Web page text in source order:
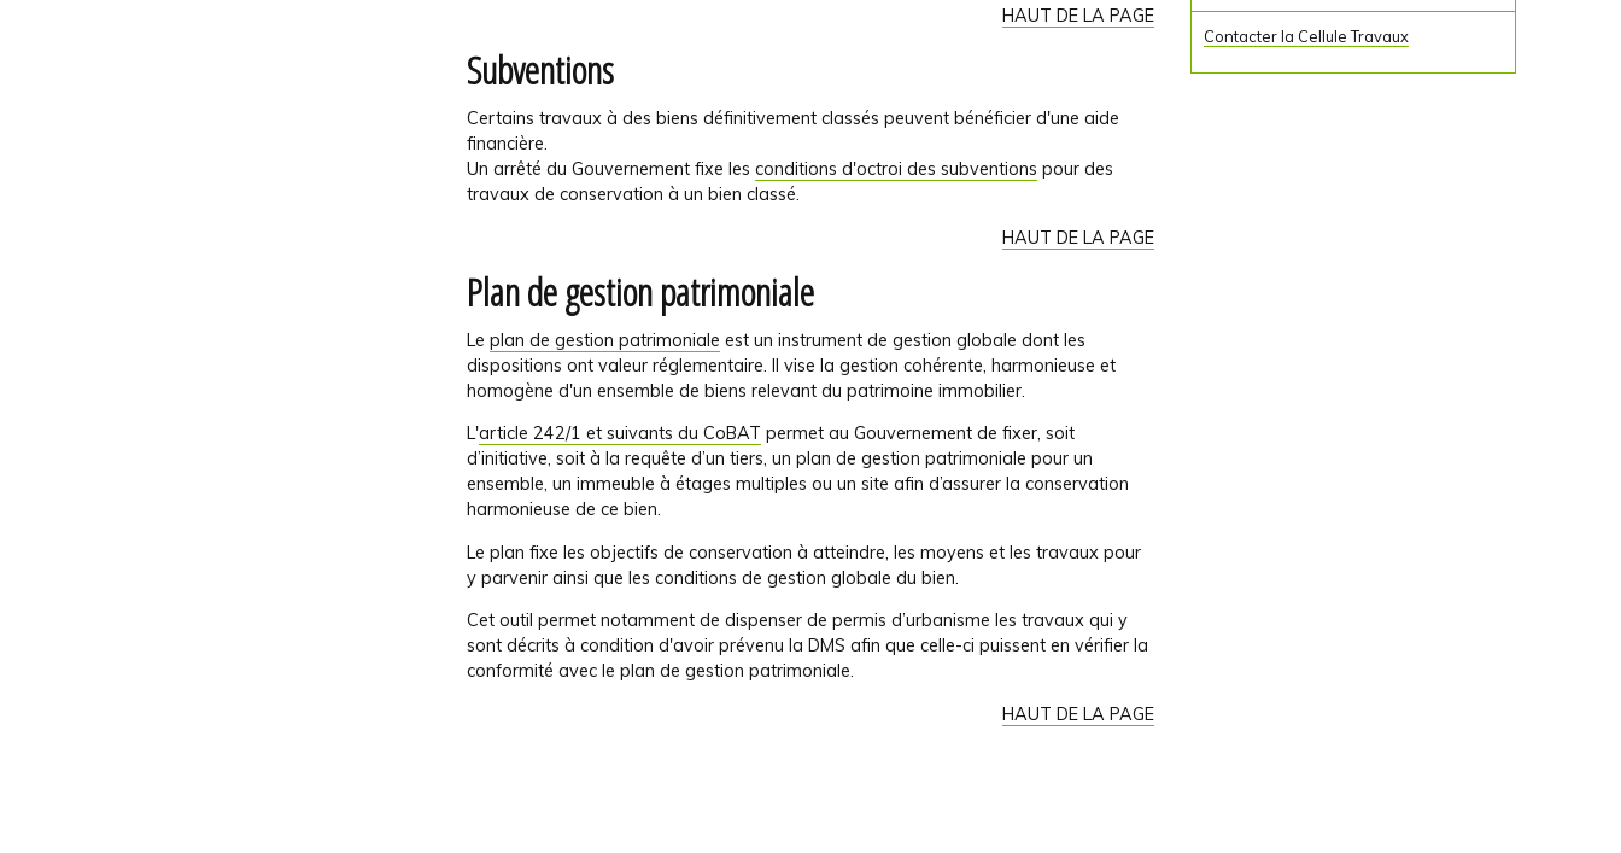
HAUT DE LA PAGE
Subventions
Certains travaux à des biens définitivement classés peuvent bénéficier d'une aide
financière.
Un arrêté du Gouvernement fixe les conditions d'octroi des subventions pour des
travaux de conservation à un bien classé.
HAUT DE LA PAGE
Plan de gestion patrimoniale
Le plan de gestion patrimoniale est un instrument de gestion globale dont les
dispositions ont valeur réglementaire. Il vise la gestion cohérente, harmonieuse et
homogène d'un ensemble de biens relevant du patrimoine immobilier.
L'article 242/1 et suivants du CoBAT permet au Gouvernement de fixer, soit
d’initiative, soit à la requête d’un tiers, un plan de gestion patrimoniale pour un
ensemble, un immeuble à étages multiples ou un site afin d’assurer la conservation
harmonieuse de ce bien.
Le plan fixe les objectifs de conservation à atteindre, les moyens et les travaux pour
y parvenir ainsi que les conditions de gestion globale du bien.
Cet outil permet notamment de dispenser de permis d’urbanisme les travaux qui y
sont décrits à condition d'avoir prévenu la DMS afin que celle-ci puissent en vérifier la
conformité avec le plan de gestion patrimoniale.
HAUT DE LA PAGE
Contacter la Cellule Travaux